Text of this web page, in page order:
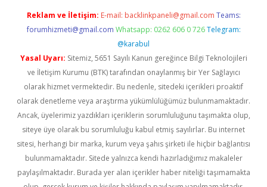
Reklam ve İletişim: E-mail: backlinkpaneli@gmail.com Teams:
forumhizmeti@gmail.com Whatsapp: 0262 606 0 726 Telegram:
@karabul
Yasal Uyarı: Sitemiz, 5651 Sayılı Kanun gereğince Bilgi Teknolojileri
ve İletişim Kurumu (BTK) tarafından onaylanmış bir Yer Sağlayıcı
olarak hizmet vermektedir. Bu nedenle, sitedeki içerikleri proaktif
olarak denetleme veya araştırma yükümlülüğümüz bulunmamaktadır.
Ancak, üyelerimiz yazdıkları içeriklerin sorumluluğunu taşımakta olup,
siteye üye olarak bu sorumluluğu kabul etmiş sayılırlar. Bu internet
sitesi, herhangi bir marka, kurum veya şahıs şirketi ile hiçbir bağlantısı
bulunmamaktadır. Sitede yalnızca kendi hazırladığımız makaleler
paylaşılmaktadır. Burada yer alan içerikler haber niteliği taşımamakta